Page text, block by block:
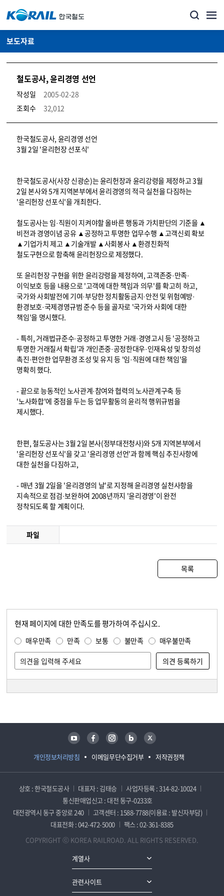
보도자료
철도공사, 윤리경영 선언
작성일
2005-02-28
조회수
32,012
뉴스·홍보_보도자료 상세보기 – 내용, 파일, 담당자 연락처로 구성
한국철도공사, 윤리경영 선언
3월 2일 '윤리헌장 선포식'
한국철도공사(사장 신광순)는 윤리헌장과 윤리강령을 제정하고 3월
2일 본사와 5개 지역본부에서 윤리경영의 적극 실천을 다짐하는
'윤리헌장 선포식'을 개최한다.
철도공사는 임·직원이 지켜야할 올바른 행동과 가치판단의 기준을 ▲
비전과 경영이념 공유 ▲공정하고 투명한 업무수행 ▲고객신뢰 확보
▲기업가치 제고 ▲기술개발 ▲사회봉사 ▲환경친화적
철도구현으로 함축해 윤리헌장으로 제정했다.
또 윤리헌장 구현을 위한 윤리강령을 제정하여, 고객존중·만족·
이익보호 등을 내용으로 '고객에 대한 책임과 의무'를 확고히 하고,
국가와 사회발전에 기여·부당한 정치활동금지·안전 및 위험예방·
환경보호·국제경영규범 준수 등을 골자로 '국가와 사회에 대한
책임'을 명시했다.
- 특히, 거래법규준수·공정하고 투명한 거래·경영고시 등 '공정하고
투명한 거래질서 확립'과 개인존중·공정한대우·인재육성 및 창의성
촉진·편안한 업무환경 조성 및 유지 등 '임·직원에 대한 책임'을
명확히 했다.
- 끝으로 능동적인 노사관계·참여와 협력의 노사관계구축 등
'노사화합'에 중점을 두는 등 업무활동의 윤리적 행위규범을
제시했다.
한편, 철도공사는 3월 2일 본사(정부대전청사)와 5개 지역본부에서
'윤리헌장 선포식'을 갖고 '윤리경영 선언'과 함께 핵심 추진사항에
대한 실천을 다짐하고,
- 매년 3월 2일을 '윤리경영의 날'로 지정해 윤리경영 실천사항을
지속적으로 점검·보완하여 2008년까지 '윤리경영'이 완전
정착되도록 할 계획이다.
파일
목록
현재 페이지에 대한 만족도를 평가하여 주십시오.
매우만족 만족 보통 불만족 매우불만족
개인정보처리방침 이메일무단수집거부 저작권정책
유튜브 페이스북 인스타그램 블로그 트위터
상호 : 한국철도공사 대표자 : 김태승
사업자등록 : 314-82-10024
통신판매업신고 : 대전 동구-0233호
대전광역시 동구 중앙로 240
고객센터 : 1588-7788(이용료 : 발신자부담)
대표전화 : 042-472-5000
팩스 : 02-361-8385
COPYRIGHT ⓒ KOREA RAILROAD. ALL RIGHTS RESERVED.
계열사
관련사이트